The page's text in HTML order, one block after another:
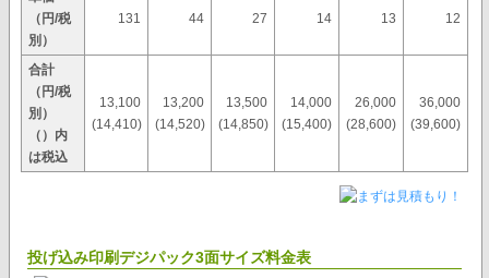
（円/税
別）
131 44 27 14 13 12
合計
（円/税
別）
（）内
は税込
13,100
(14,410)
13,200
(14,520)
13,500
(14,850)
14,000
(15,400)
26,000
(28,600)
36,000
(39,600)
投げ込み印刷デジパック3面サイズ料金表